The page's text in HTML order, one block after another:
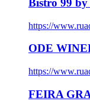
Bistro 99
https://
ODE
https://
FEIRA